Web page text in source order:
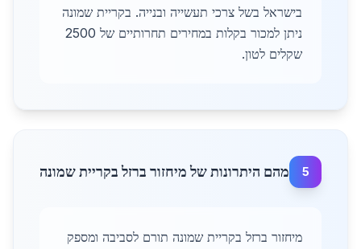
בישראל בשל צרכי תעשייה ובנייה. בקריית שמונה
ניתן למכור בקלות במחירים תחרותיים של 2500
שקלים לטון.
5 מהם היתרונות של מיחזור ברזל בקריית שמונה
מיחזור ברזל בקריית שמונה תורם לסביבה ומספק